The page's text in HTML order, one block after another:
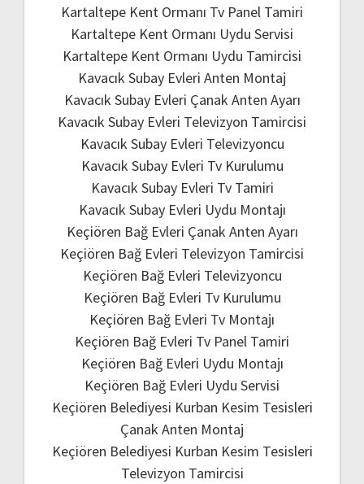
Kartaltepe Kent Ormanı Tv Panel Tamiri
Kartaltepe Kent Ormanı Uydu Servisi
Kartaltepe Kent Ormanı Uydu Tamircisi
Kavacık Subay Evleri Anten Montaj
Kavacık Subay Evleri Çanak Anten Ayarı
Kavacık Subay Evleri Televizyon Tamircisi
Kavacık Subay Evleri Televizyoncu
Kavacık Subay Evleri Tv Kurulumu
Kavacık Subay Evleri Tv Tamiri
Kavacık Subay Evleri Uydu Montajı
Keçiören Bağ Evleri Çanak Anten Ayarı
Keçiören Bağ Evleri Televizyon Tamircisi
Keçiören Bağ Evleri Televizyoncu
Keçiören Bağ Evleri Tv Kurulumu
Keçiören Bağ Evleri Tv Montajı
Keçiören Bağ Evleri Tv Panel Tamiri
Keçiören Bağ Evleri Uydu Montajı
Keçiören Bağ Evleri Uydu Servisi
Keçiören Belediyesi Kurban Kesim Tesisleri
Çanak Anten Montaj
Keçiören Belediyesi Kurban Kesim Tesisleri
Televizyon Tamircisi